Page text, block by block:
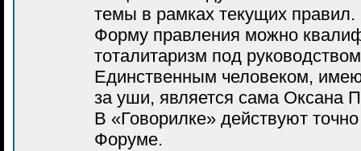
темы в рамках текущих правил.
Форму правления можно
тоталитаризм под
Единственным человеком,
за уши, является сама Оксана
В «Говорилке» действуют
Форуме.